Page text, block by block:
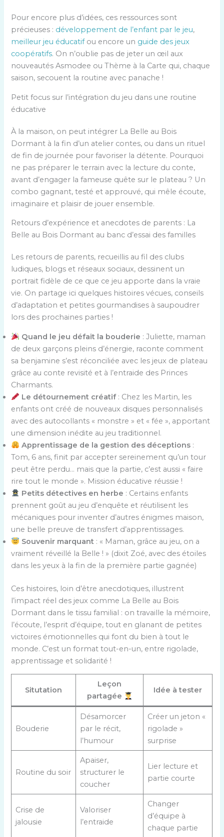
Pour encore plus d’idées, ces ressources sont
précieuses : développement de l’enfant par le jeu,
meilleur jeu éducatifou encore un guide des jeux
coopératifs. On n’oublie pas de jeter un œil aux
nouveautés Asmodee ou Thème à la Carte qui, chaque
saison, secouent la routine avec panache !
Petit focus sur l’intégration du jeu dans une routine
éducative
À la maison, on peut intégrer La Belle au Bois
Dormant à la fin d’un atelier contes, ou dans un rituel
de fin de journée pour favoriser la détente. Pourquoi
ne pas préparer le terrain avec la lecture du conte,
avant d’engager la fameuse quête sur le plateau ? Un
combo gagnant, testé et approuvé, qui mêle écoute,
imaginaire et plaisir de jouer ensemble.
Retours d’expérience et anecdotes de parents : La
Belle au Bois Dormant au banc d’essai des familles
Les retours de parents, recueillis au fil des clubs
ludiques, blogs et réseaux sociaux, dessinent un
portrait fidèle de ce que ce jeu apporte dans la vraie
vie. On partage ici quelques histoires vécues, conseils
d’adaptation et petites gourmandises à saupoudrer
lors des prochaines parties !
Quand le jeu défait la bouderie : Juliette, maman
de deux garçons pleins d’énergie, raconte comment
sa benjamine s’est réconciliée avec les jeux de plateau
grâce au conte revisité et à l’entraide des Princes
Charmants.
Le détournement créatif: Chez les Martin, les
enfants ont créé de nouveaux disques personnalisés
avec des autocollants « monstre » et « fée », apportant
une dimension inédite au jeu traditionnel.
Apprentissage de la gestion des déceptions :
Tom, 6 ans, finit par accepter sereinement qu’un tour
peut être perdu… mais que la partie, c’est aussi « faire
rire tout le monde ». Mission éducative réussie !
Petits détectives en herbe : Certains enfants
prennent goût au jeu d’enquête et réutilisent les
mécaniques pour inventer d’autres énigmes maison,
une belle preuve de transfert d’apprentissages.
Souvenir marquant : « Maman, grâce au jeu, on a
vraiment réveillé la Belle ! » (dixit Zoé, avec des étoiles
dans les yeux à la fin de la première partie gagnée)
Ces histoires, loin d’être anecdotiques, illustrent
l’impact réel des jeux comme La Belle au Bois
Dormant dans le tissu familial : on travaille la mémoire,
l’écoute, l’esprit d’équipe, tout en glanant de petites
victoires émotionnelles qui font du bien à tout le
monde. C’est un format tout-en-un, entre rigolade,
apprentissage et solidarité !
Situtation
Leçon
partagée
Idée à tester
Bouderie
Désamorcer
par le récit,
l’humour
Créer un jeton «
rigolade »
surprise
Routine du soir
Apaiser,
structurer le
coucher
Lier lecture et
partie courte
Crise de
jalousie
Valoriser
l’entraide
Changer
d’équipe à
chaque partie